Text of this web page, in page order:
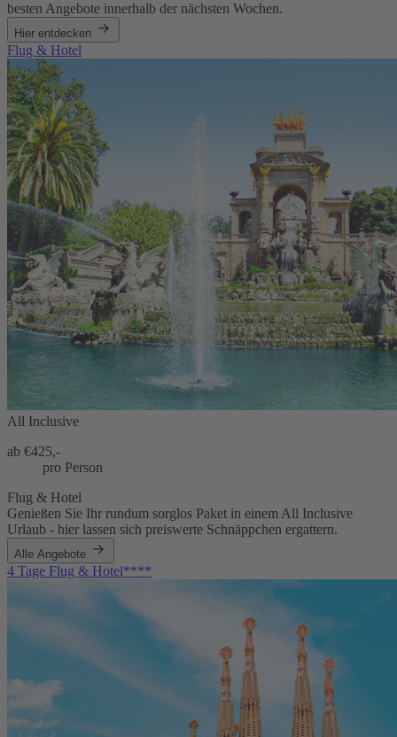
besten Angebote innerhalb der nächsten Wochen.
Hier entdecken
Flug & Hotel
All Inclusive
ab €425,-
pro Person
Flug & Hotel
Genießen Sie Ihr rundum sorglos Paket in einem All Inclusive
Urlaub - hier lassen sich preiswerte Schnäppchen ergattern.
Alle Angebote
4 Tage Flug & Hotel****